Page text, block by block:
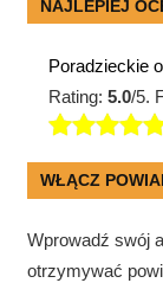
NAJLEPIEJ
Poradzieckie
Rating:5.0/5.
WŁĄCZ
Wprowadź swój
otrzymywać